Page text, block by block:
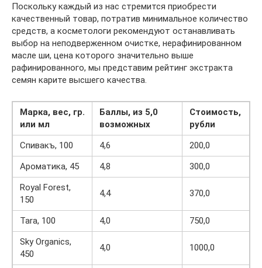
Поскольку каждый из нас стремится приобрести
качественный товар, потратив минимальное количество
средств, а косметологи рекомендуют останавливать
выбор на неподверженном очистке, нерафинированном
масле ши, цена которого значительно выше
рафинированного, мы представим рейтинг экстракта
семян карите высшего качества.
Марка, вес, гр.
или мл
Баллы, из 5,0
возможных
Стоимость,
рубли
Спивакъ, 100
4,6
200,0
Ароматика, 45
4,8
300,0
Royal Forest,
150
4,4 370,0
Tara, 100 4,0
750,0
Sky Organics,
450
4,0 1000,0